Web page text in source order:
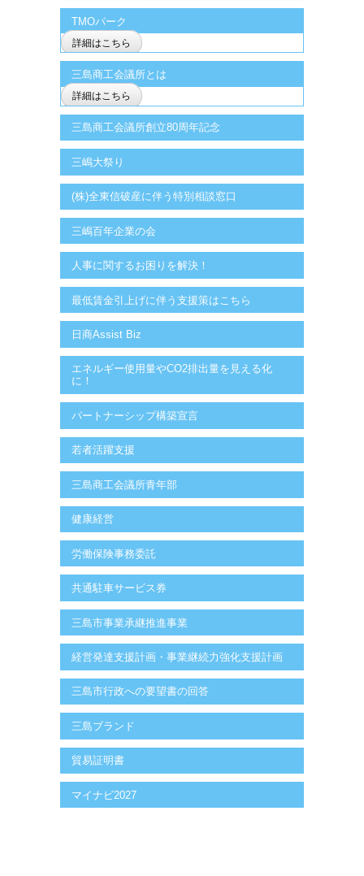
TMOパーク
詳細はこちら
三島商工会議所とは
詳細はこちら
三島商工会議所創立80周年記念
三嶋大祭り
(株)全東信破産に伴う特別相談窓口
三嶋百年企業の会
人事に関するお困りを解決！
最低賃金引上げに伴う支援策はこちら
日商Assist Biz
エネルギー使用量やCO2排出量を見える化
に！
パートナーシップ構築宣言
若者活躍支援
三島商工会議所青年部
健康経営
労働保険事務委託
共通駐車サービス券
三島市事業承継推進事業
経営発達支援計画・事業継続力強化支援計画
三島市行政への要望書の回答
三島ブランド
貿易証明書
マイナビ2027